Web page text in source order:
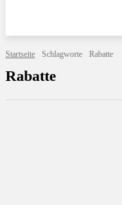
Startseite Schlagworte Rabatte
Rabatte